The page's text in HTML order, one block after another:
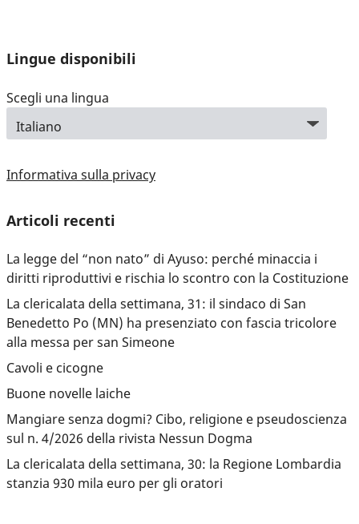
Lingue disponibili
Scegli una lingua
Informativa sulla privacy
Articoli recenti
La legge del “non nato” di Ayuso: perché minaccia i
diritti riproduttivi e rischia lo scontro con la Costituzione
La clericalata della settimana, 31: il sindaco di San
Benedetto Po (MN) ha presenziato con fascia tricolore
alla messa per san Simeone
Cavoli e cicogne
Buone novelle laiche
Mangiare senza dogmi? Cibo, religione e pseudoscienza
sul n. 4/2026 della rivista Nessun Dogma
La clericalata della settimana, 30: la Regione Lombardia
stanzia 930 mila euro per gli oratori